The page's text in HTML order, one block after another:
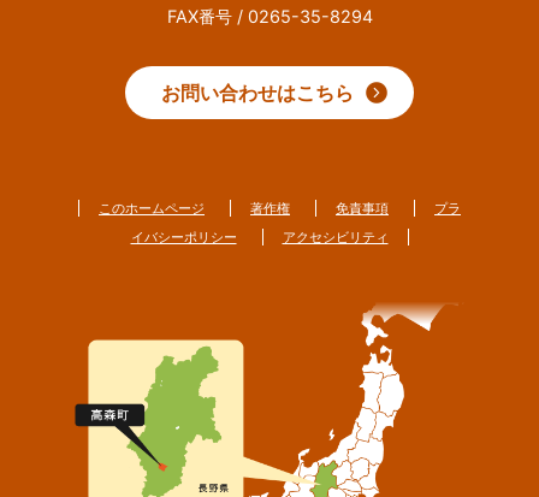
FAX番号 / 0265-35-8294
お問い合わせはこちら
このホームページ 著作権 免責事項
プラ
イバシーポリシー
アクセシビリティ